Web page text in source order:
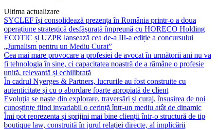
Ultima actualizare
SYCLEF își consolidează prezența în România printr-o a doua
operațiune strategică desfășurată împreună cu HORECO Holding
ECOTIC și UZPR lansează cea de-a III-a ediție a concursului
„Jurnalism pentru un Mediu Curat”
Cea mai mare provocare a profesiei de avocat în următorii ani nu va
fi tehnologia în sine, ci capacitatea noastră de a rămâne o profesie
unită, relevantă și echilibrată
În cadrul Nyerges & Partners, lucrurile au fost construite cu
autenticitate și cu o abordare foarte apropiată de client
Evoluția se naște din explorare, traversări și curaj, însușirea de noi
cunoștințe fiind invariabil o cerință într-un mediu atât de dinamic
Îmi pot reprezenta și sprijini mai bine clienții într-o structură de tip
boutique law, construită în jurul relației directe, al implicării